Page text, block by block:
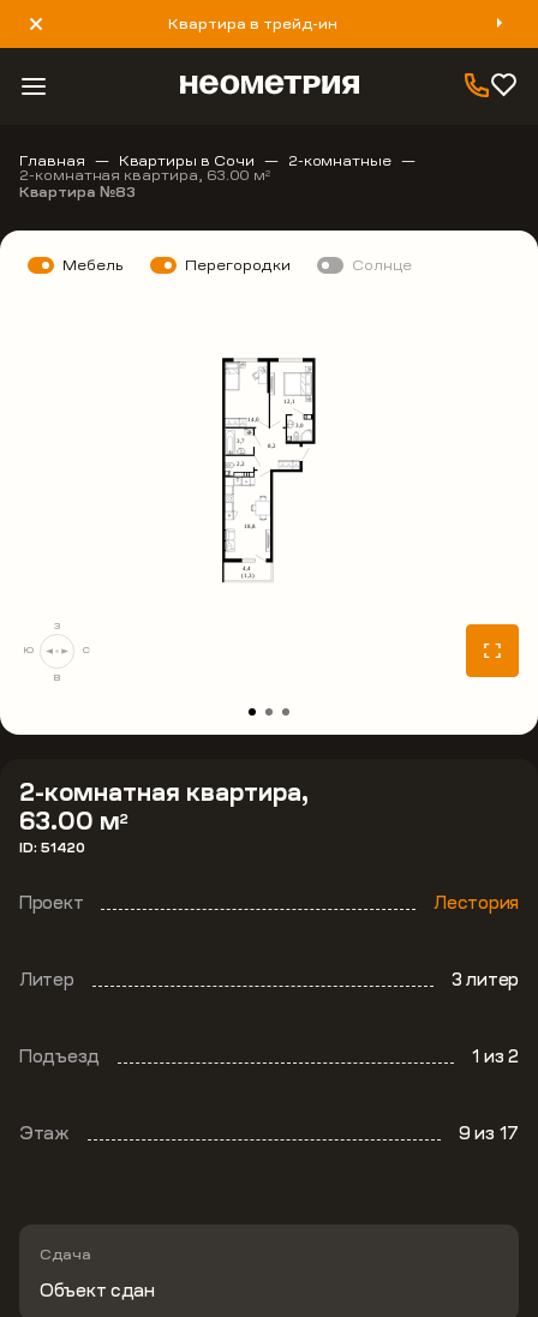
Квартира в трейд-ин
8 800 777 40 93
Главная Квартиры в Сочи 2-комнатные
2-комнатная квартира, 63.00 м2
Квартира №83
2-комнатная квартира,
63.00 м2
ID: 51420
Проект Лестория
Литер 3 литер
Подъезд 1из 2
Этаж 9из 17
Сдача
Объект сдан
Мебель Перегородки Солнце
С
В
Ю
З